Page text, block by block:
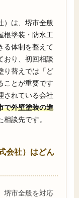
）は、堺市全般
根塗装・防水工
る体制を整えて
おり、初回相談
り替えでは「ど
ことが重要です
されている会社
で外壁塗装の進
相談先です。
会社）はどん
堺市全般を対応